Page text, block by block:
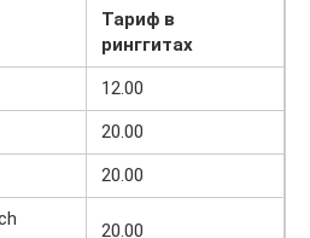
Тариф в
ринггитах
12.00
20.00
20.00
20.00